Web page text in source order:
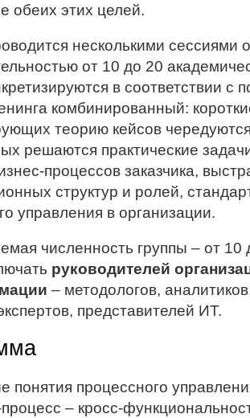
обеих этих целей.
несколькими сессиями
от 10 до 20
в соответствии с
комбинированный:
теорию кейсов
решаются практические
процессов заказчика,
структур и ролей,
управления в организации.
численность группы – от 10
руководителей
– методологов,
представителей ИТ.
понятия процессного
– кросс-